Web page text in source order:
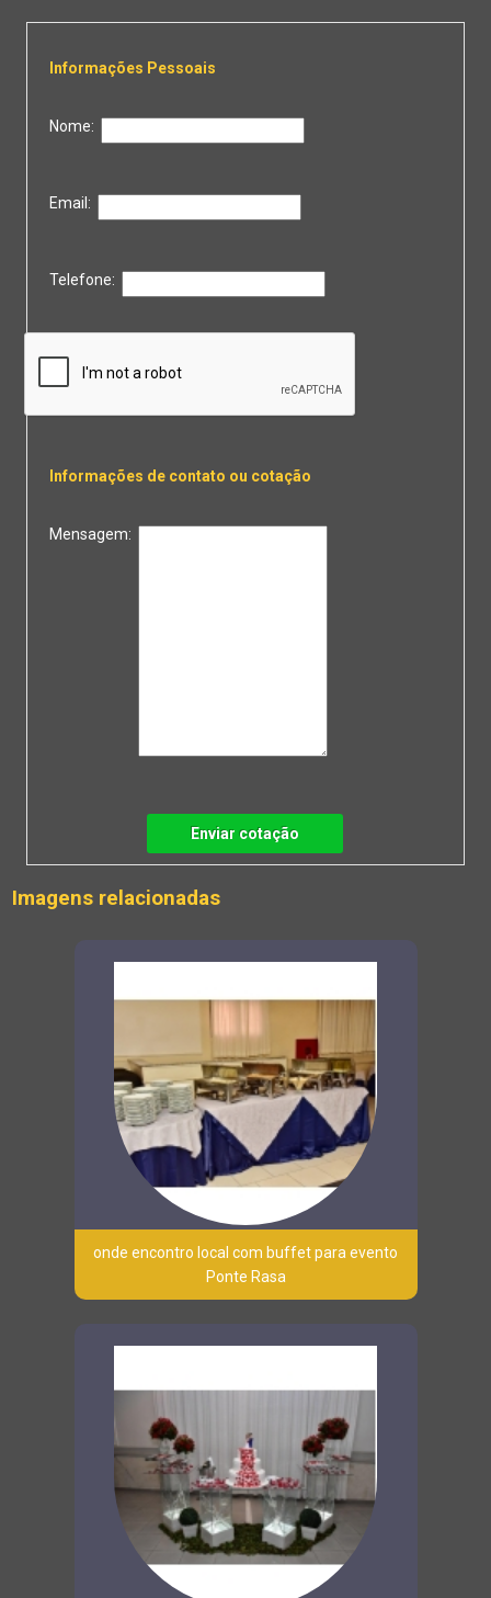
Informações Pessoais
Nome:
Email:
Telefone:
Informações de contato ou cotação
Mensagem:
Enviar cotação
Imagens relacionadas
onde encontro local com buffet para evento
Ponte Rasa